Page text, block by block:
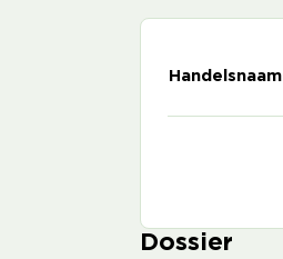
Handelsnaam
Dossier